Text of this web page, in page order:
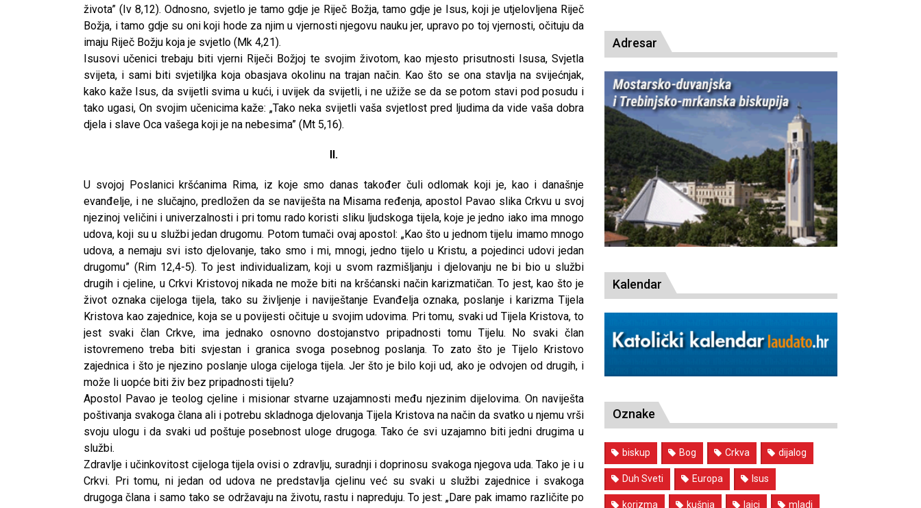
života” (Iv 8,12). Odnosno, svjetlo je tamo gdje je Riječ Božja, tamo gdje je Isus, koji je utjelovljena Riječ
Božja, i tamo gdje su oni koji hode za njim u vjernosti njegovu nauku jer, upravo po toj vjernosti, očituju da
imaju Riječ Božju koja je svjetlo (Mk 4,21).
Isusovi učenici trebaju biti vjerni Riječi Božjoj te svojim životom, kao mjesto prisutnosti Isusa, Svjetla
svijeta, i sami biti svjetiljka koja obasjava okolinu na trajan način. Kao što se ona stavlja na svijećnjak,
kako kaže Isus, da svijetli svima u kući, i uvijek da svijetli, i ne užiže se da se potom stavi pod posudu i
tako ugasi, On svojim učenicima kaže: „Tako neka svijetli vaša svjetlost pred ljudima da vide vaša dobra
djela i slave Oca vašega koji je na nebesima” (Mt 5,16).
II.
U svojoj Poslanici kršćanima Rima, iz koje smo danas također čuli odlomak koji je, kao i današnje
evanđelje, i ne slučajno, predložen da se naviješta na Misama ređenja, apostol Pavao slika Crkvu u svoj
njezinoj veličini i univerzalnosti i pri tomu rado koristi sliku ljudskoga tijela, koje je jedno iako ima mnogo
udova, koji su u službi jedan drugomu. Potom tumači ovaj apostol: „Kao što u jednom tijelu imamo mnogo
udova, a nemaju svi isto djelovanje, tako smo i mi, mnogi, jedno tijelo u Kristu, a pojedinci udovi jedan
drugomu” (Rim 12,4-5). To jest individualizam, koji u svom razmišljanju i djelovanju ne bi bio u službi
drugih i cjeline, u Crkvi Kristovoj nikada ne može biti na kršćanski način karizmatičan. To jest, kao što je
život oznaka cijeloga tijela, tako su življenje i naviještanje Evanđelja oznaka, poslanje i karizma Tijela
Kristova kao zajednice, koja se u povijesti očituje u svojim udovima. Pri tomu, svaki ud Tijela Kristova, to
jest svaki član Crkve, ima jednako osnovno dostojanstvo pripadnosti tomu Tijelu. No svaki član
istovremeno treba biti svjestan i granica svoga posebnog poslanja. To zato što je Tijelo Kristovo
zajednica i što je njezino poslanje uloga cijeloga tijela. Jer što je bilo koji ud, ako je odvojen od drugih, i
može li uopće biti živ bez pripadnosti tijelu?
Apostol Pavao je teolog cjeline i misionar stvarne uzajamnosti među njezinim dijelovima. On naviješta
poštivanja svakoga člana ali i potrebu skladnoga djelovanja Tijela Kristova na način da svatko u njemu vrši
svoju ulogu i da svaki ud poštuje posebnost uloge drugoga. Tako će svi uzajamno biti jedni drugima u
službi.
Zdravlje i učinkovitost cijeloga tijela ovisi o zdravlju, suradnji i doprinosu svakoga njegova uda. Tako je i u
Crkvi. Pri tomu, ni jedan od udova ne predstavlja cjelinu već su svaki u službi zajednice i svakoga
drugoga člana i samo tako se održavaju na životu, rastu i napreduju. To jest: „Dare pak imamo različite po
Adresar
Kalendar
Oznake
biskup Bog Crkva dijalog
Duh Sveti Europa Isus
korizma kušnja laici mladi